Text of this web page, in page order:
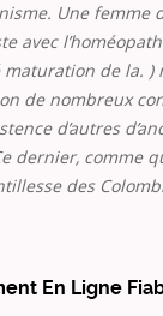
Une femme
avec
de la. )
de nombreux
d’autres
dernier, comme
des
En Ligne